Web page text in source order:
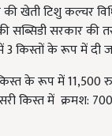
की खेती टिशु कल्चर
सब्सिडी सरकार की
3किस्तों के रूप में दी
के रूप में11,500
किस्त में क्रमश: